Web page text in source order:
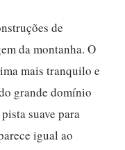
de
da montanha. O
mais tranquilo e
grande domínio
suave para
igual ao